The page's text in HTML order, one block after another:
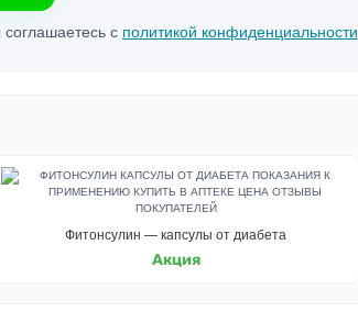
с политикой конфиденциальности
Фитонсулин — капсулы от диабета
Акция